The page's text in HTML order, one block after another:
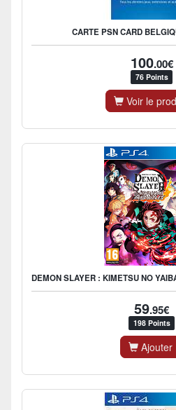
CARTE PSN CARD
100.00€
76 Points
Voir le
59.95€
198 Points
Ajouter